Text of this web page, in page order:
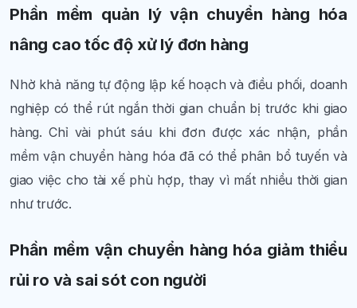
Phần mềm quản lý vận chuyển hàng hóa
nâng cao tốc độ xử lý đơn hàng
Nhờ khả năng tự động lập kế hoạch và điều phối, doanh
nghiệp có thể rút ngắn thời gian chuẩn bị trước khi giao
hàng. Chỉ vài phút sáu khi đơn được xác nhận, phần
mềm vận chuyển hàng hóa đã có thể phân bổ tuyến và
giao việc cho tài xế phù hợp, thay vì mất nhiều thời gian
như trước.
Phần mềm vận chuyển hàng hóa giảm thiểu
rủi ro và sai sót con người